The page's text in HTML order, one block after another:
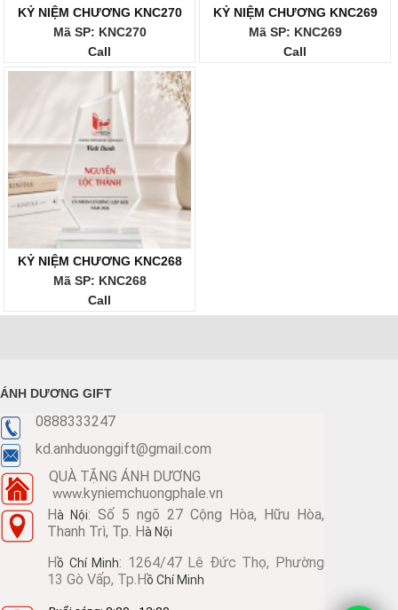
KỶ NIỆM CHƯƠNG KNC270
Mã SP: KNC270
Call
KỶ NIỆM CHƯƠNG KNC269
Mã SP: KNC269
Call
KỶ NIỆM CHƯƠNG KNC268
Mã SP: KNC268
Call
ÁNH DƯƠNG GIFT
0888333247
kd.anhduonggift@gmail.com
QUÀ TẶNG ÁNH DƯƠNG
www.kyniemchuongphale.vn
Hà Nội: Số 5 ngõ 27 Cộng Hòa, Hữu Hòa,
Thanh Trì, Tp. Hà Nội
Hồ Chí Minh: 1264/47 Lê Đức Thọ, Phường
13 Gò Vấp, Tp.Hồ Chí Minh